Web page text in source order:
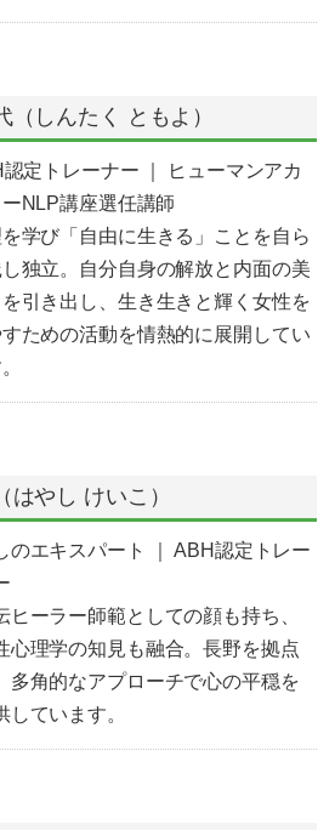
しんたく ともよ）
定トレーナー ｜ ヒューマンアカ
NLP講座選任講師
学び「自由に生きる」ことを自ら
独立。自分自身の解放と内面の美
を引き出し、生き生きと輝く女性を
ための活動を情熱的に展開してい
やし けいこ）
のエキスパート ｜ ABH認定トレー
ヒーラー師範としての顔も持ち、
心理学の知見も融合。長野を拠点
多角的なアプローチで心の平穏を
しています。